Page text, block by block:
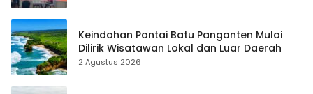
Keindahan Pantai Batu Panganten Mulai
Dilirik Wisatawan Lokal dan Luar Daerah
2 Agustus 2026